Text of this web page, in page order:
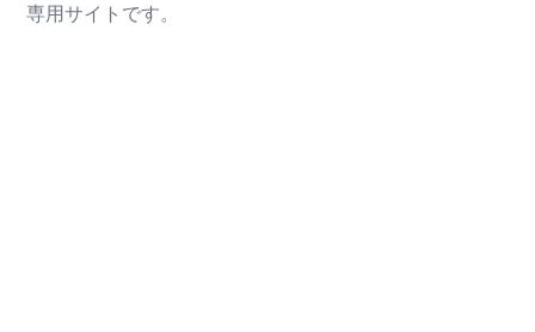
専用サイトです。